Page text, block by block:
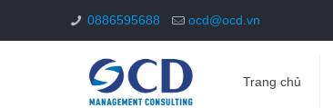
0886595688 ocd@ocd.vn
Trang chủ